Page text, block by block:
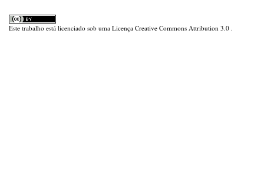
Este trabalho está licenciado sob uma Licença Creative Commons Attribution 3.0 .